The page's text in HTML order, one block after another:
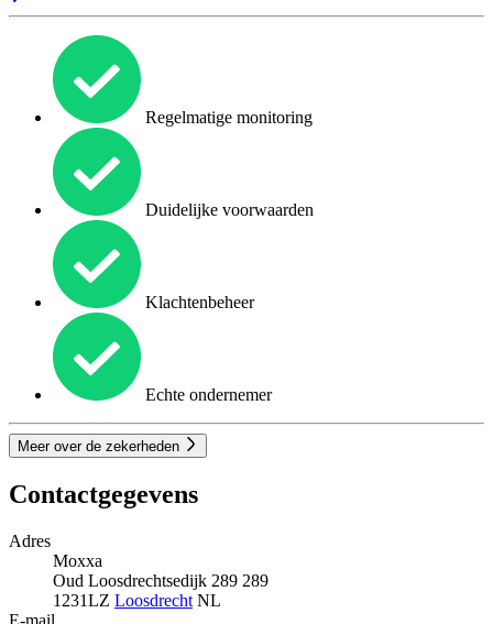
Regelmatige monitoring
Duidelijke voorwaarden
Klachtenbeheer
Echte ondernemer
Meer over de zekerheden
Contactgegevens
Adres
Moxxa
Oud Loosdrechtsedijk 289 289
1231LZ Loosdrecht NL